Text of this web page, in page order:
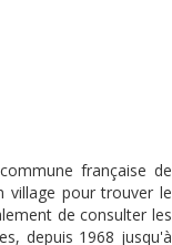
française de
village pour trouver le
de consulter les
depuis 1968 jusqu'à